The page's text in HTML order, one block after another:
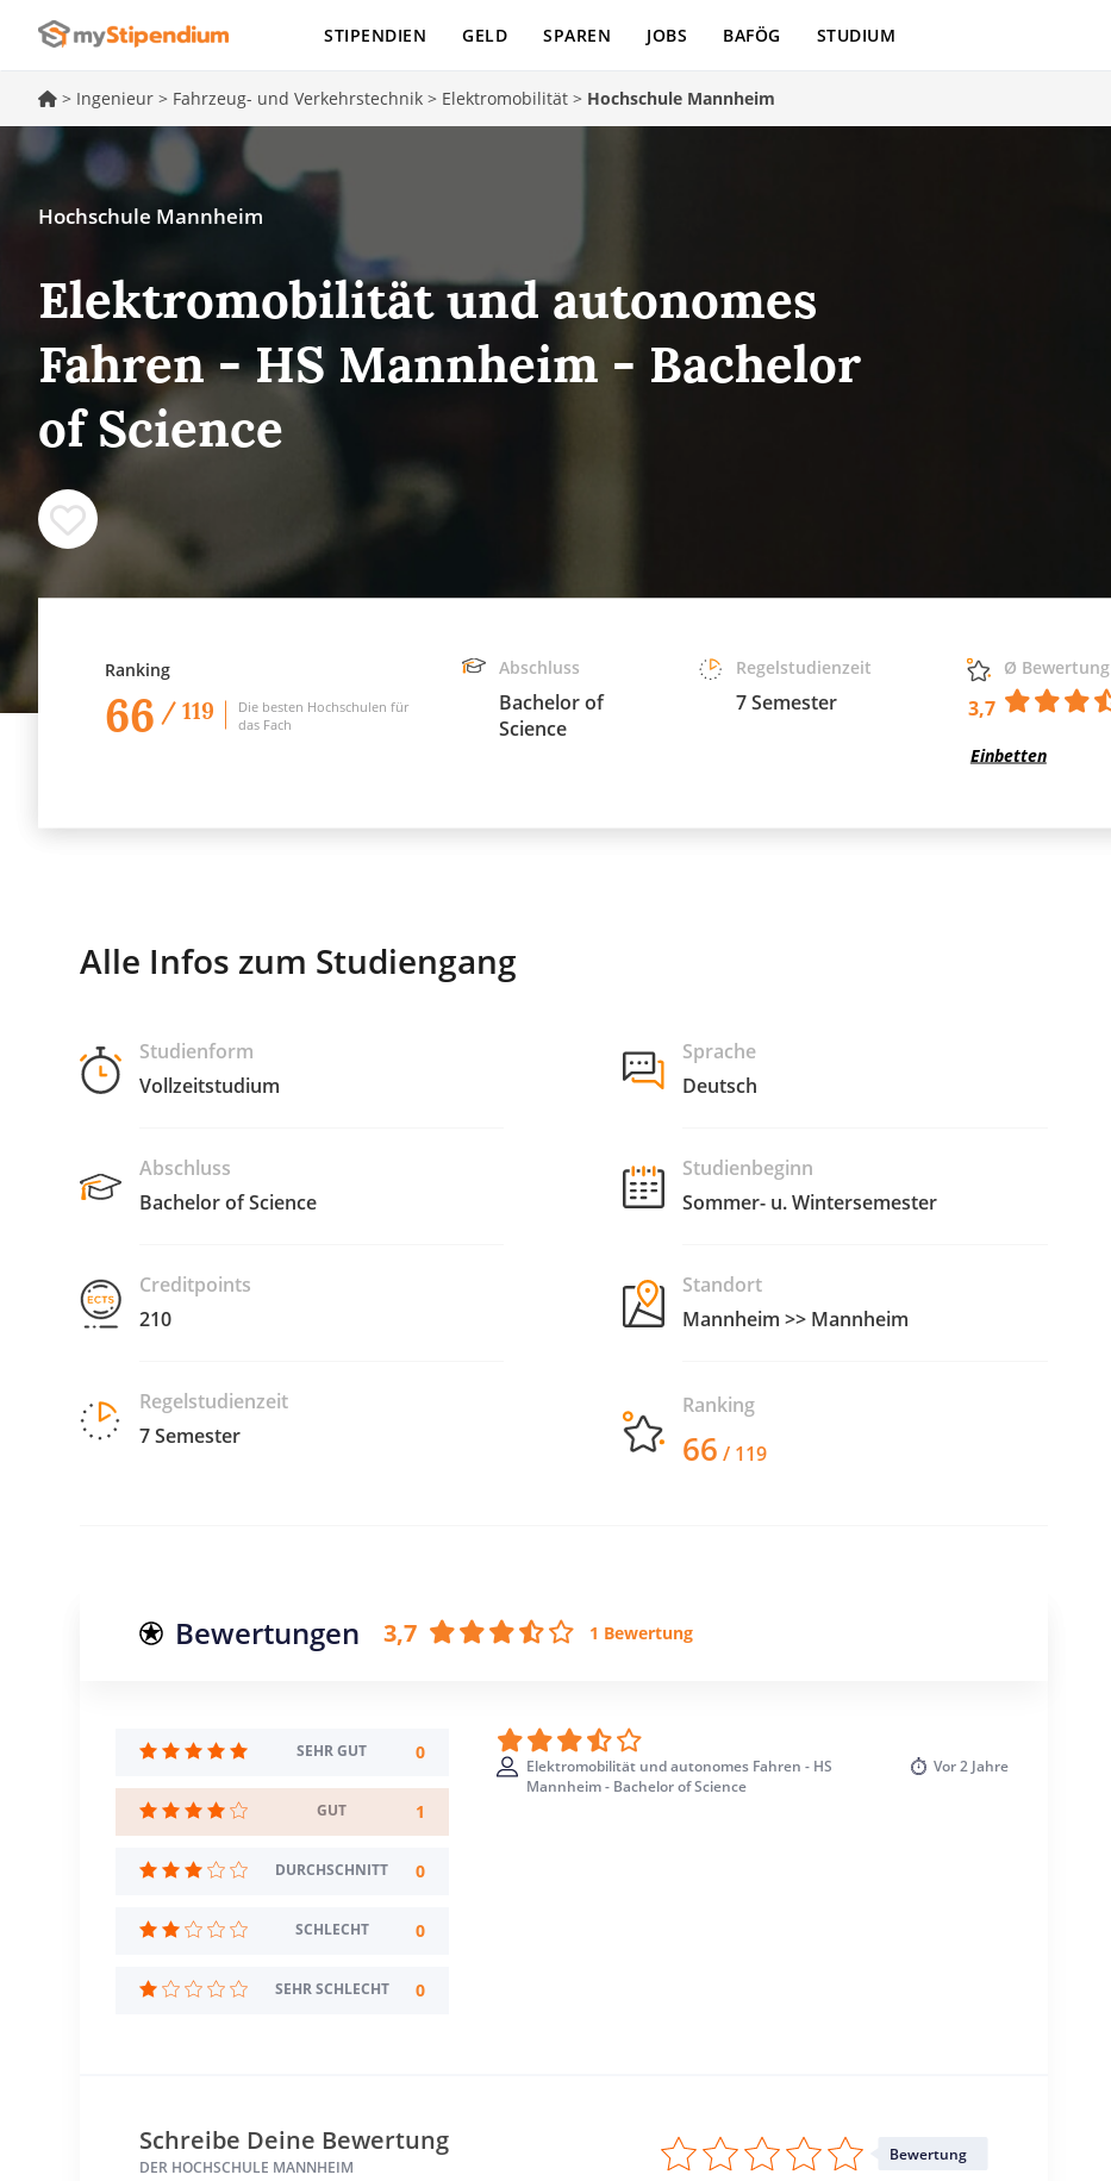
STIPENDIEN GELD SPAREN JOBS BAFÖG STUDIUM
> Ingenieur > Fahrzeug- und Verkehrstechnik > Elektromobilität > Hochschule Mannheim
Hochschule Mannheim
Elektromobilität und autonomes
Fahren - HS Mannheim - Bachelor
of Science
Ranking
66 / 119
Die besten Hochschulen für
das Fach
Abschluss
Bachelor of
Science
Regelstudienzeit
7 Semester
Ø Bewertung
3,7
Einbetten
Alle Infos zum Studiengang
Studienform
Vollzeitstudium
Abschluss
Bachelor of Science
Creditpoints
210
Regelstudienzeit
7 Semester
Sprache
Deutsch
Studienbeginn
Sommer- u. Wintersemester
Standort
Mannheim >> Mannheim
Ranking
66 / 119
Bewertungen 3,7 1 Bewertung
SEHR GUT 0
GUT 1
DURCHSCHNITT 0
SCHLECHT 0
SEHR SCHLECHT 0
Elektromobilität und autonomes Fahren - HS
Mannheim - Bachelor of Science
Vor2 Jahre
Schreibe Deine Bewertung
DER HOCHSCHULE MANNHEIM
Bewertung